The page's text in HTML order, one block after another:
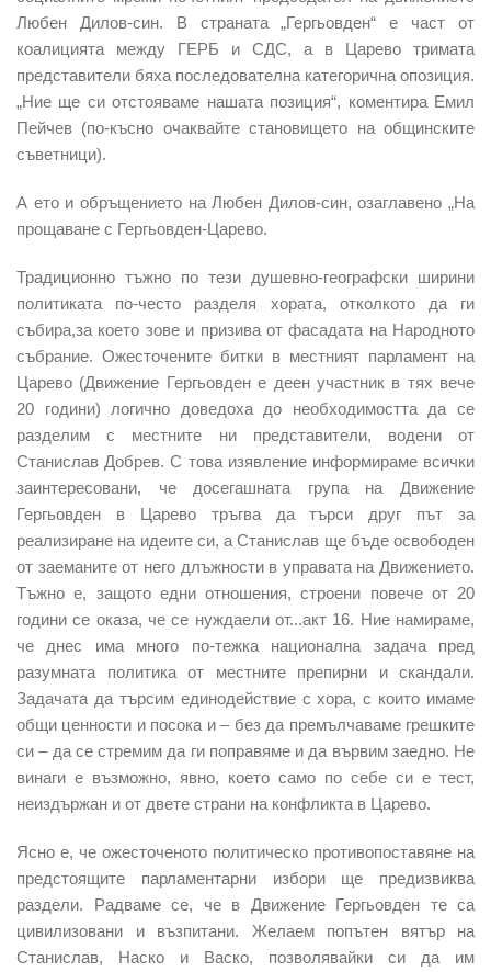
Любен Дилов-син. В страната „Гергьовден“ е част от
коалицията между ГЕРБ и СДС, а в Царево тримата
представители бяха последователна категорична опозиция.
„Ние ще си отстояваме нашата позиция“, коментира Емил
Пейчев (по-късно очаквайте становището на общинските
съветници).
А ето и обръщението на Любен Дилов-син, озаглавено „На
прощаване с Гергьовден-Царево.
Традиционно тъжно по тези душевно-географски ширини
политиката по-често разделя хората, отколкото да ги
събира,за което зове и призива от фасадата на Народното
събрание. Ожесточените битки в местният парламент на
Царево (Движение Гергьовден е деен участник в тях вече
20 години) логично доведоха до необходимостта да се
разделим с местните ни представители, водени от
Станислав Добрев. С това изявление информираме всички
заинтересовани, че досегашната група на Движение
Гергьовден в Царево тръгва да търси друг път за
реализиране на идеите си, а Станислав ще бъде освободен
от заеманите от него длъжности в управата на Движението.
Тъжно е, защото едни отношения, строени повече от 20
години се оказа, че се нуждаели от...акт 16. Ние намираме,
че днес има много по-тежка национална задача пред
разумната политика от местните препирни и скандали.
Задачата да търсим единодействие с хора, с които имаме
общи ценности и посока и – без да премълчаваме грешките
си – да се стремим да ги поправяме и да вървим заедно. Не
винаги е възможно, явно, което само по себе си е тест,
неиздържан и от двете страни на конфликта в Царево.
Ясно е, че ожесточеното политическо противопоставяне на
предстоящите парламентарни избори ще предизвиква
раздели. Радваме се, че в Движение Гергьовден те са
цивилизовани и възпитани. Желаем попътен вятър на
Станислав, Наско и Васко, позволявайки си да им